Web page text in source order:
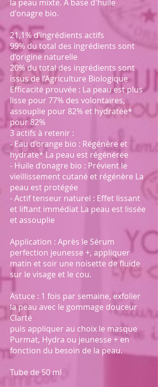
la peau mixte. A base d'huile
d'onagre bio.
21,1% d’ingrédients actifs
99% du total des ingrédients sont
d’origine naturelle
20% du total des ingrédients sont
issus de l’Agriculture Biologique
Efficacité prouvée : La peau est plus
lisse pour 77% des volontaires,
assouplie pour 82% et hydratée*
pour 82%
3 actifs à retenir :
- Eau d’orange bio : Régénère et
hydrate* La peau est régénérée
- Huile d’onagre bio : Prévient le
vieillissement cutané et régénère La
peau est protégée
- Actif tenseur naturel : Effet lissant
et liftant immédiat La peau est lissée
et assouplie
Application : Après le Sérum
perfection jeunesse +, appliquer
matin et soir une noisette de fluide
sur le visage et le cou.
Astuce : 1 fois par semaine, exfolier
la peau avec le gommage douceur
Clarté
puis appliquer au choix le masque
Purmat, Hydra ou jeunesse + en
fonction du besoin de la peau.
Tube de 50 ml